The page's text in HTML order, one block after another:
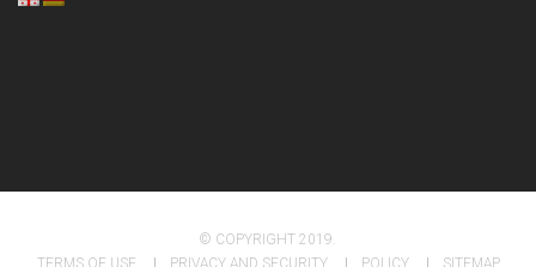
© COPYRIGHT 2019.
TERMS OF USE
PRIVACY AND SECURITY POLICY SITEMAP